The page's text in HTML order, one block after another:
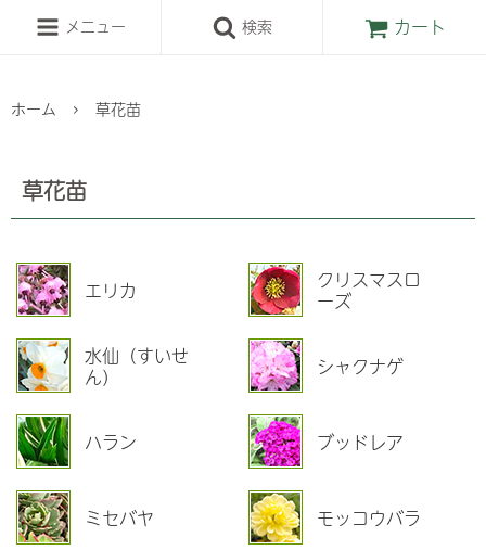
メニュー 検索 カート
ホーム 草花苗
草花苗
エリカ
クリスマスロ
ーズ
水仙（すいせ
ん）
シャクナゲ
ハラン ブッドレア
ミセバヤ モッコウバラ